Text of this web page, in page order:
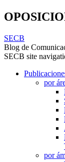
SECB
Blog de
SECB site
por
por